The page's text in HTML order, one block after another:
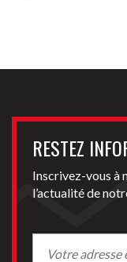
RESTEZ
Inscrivez-vous à
l’actualité de